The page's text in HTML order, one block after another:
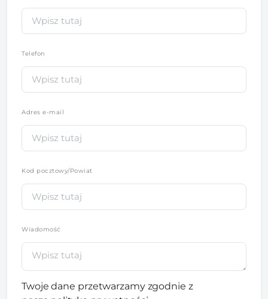
Telefon
Adres e-mail
Kod pocztowy/Powiat
Wiadomość
Twoje dane przetwarzamy zgodnie z